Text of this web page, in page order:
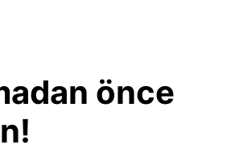
önce